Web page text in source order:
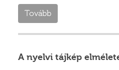
Tovább
A nyelvi tájkép